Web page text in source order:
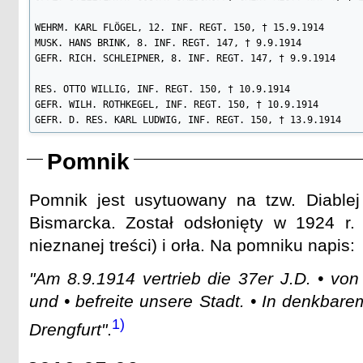
Paul Peise. 18.9.15.
Karl Korsch. 8.4.18.
Wilhelm Lange. 21.4.18.
Karl Sadofski. 2.9.18.
Friedrich Griech. 8.9.18.
KOLLKEIM.
Gustav Rautenberg. 30.9.18.
WEHRM. KARL FLÖGEL, 12. INF. REGT. 150, † 15.9.1914
MUSK. HANS BRINK, 8. INF. REGT. 147, † 9.9.1914
GEFR. RICH. SCHLEIPNER, 8. INF. REGT. 147, † 9.9.1914
RES. OTTO WILLIG, INF. REGT. 150, † 10.9.1914
GEFR. WILH. ROTHKEGEL, INF. REGT. 150, † 10.9.1914
GEFR. D. RES. KARL LUDWIG, INF. REGT. 150, † 13.9.1914
Pomnik
Pomnik jest usytuowany na tzw.
Bismarcka. Został odsłonięty w 1924
nieznanej treści) i orła. Na pomniku napis:
"Am 8.9.1914 vertrieb die 37er J.D. •
und • befreite unsere Stadt. • In
Drengfurt".1)